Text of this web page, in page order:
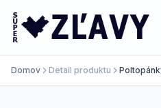
Domov Detail produktu